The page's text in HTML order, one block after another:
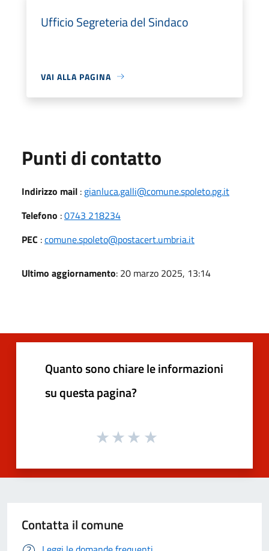
Ufficio Segreteria del Sindaco
VAI ALLA PAGINA
Punti di contatto
Indirizzo mail : gianluca.galli@comune.spoleto.pg.it
Telefono :0743 218234
PEC :comune.spoleto@postacert.umbria.it
Ultimo aggiornamento: 20 marzo 2025, 13:14
Quanto sono chiare le informazioni
su questa pagina?
Contatta il comune